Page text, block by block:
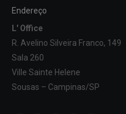
Endereço
L' Office
R. Avelino Silveira Franco, 149
Sala 260
Ville Sainte Helene
Sousas – Campinas/SP